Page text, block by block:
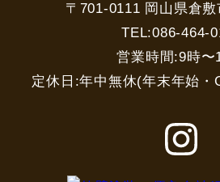
〒701-0111 岡山県倉
TEL:086-464-
営業時間:9時〜
定休日:年中無休(年末年始・